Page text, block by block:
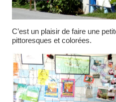
C’est un plaisir de faire une
pittoresques et colorées.